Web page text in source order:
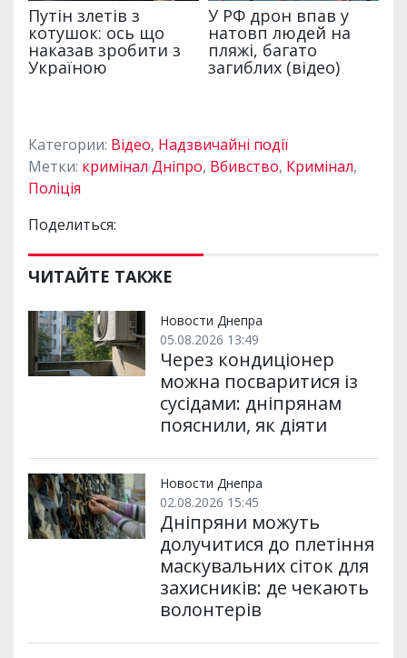
Категории: Відео, Надзвичайні події
Метки: кримінал Дніпро, Вбивство, Кримінал,
Поліція
Поделиться:
ЧИТАЙТЕ ТАКЖЕ
Новости Днепра
05.08.2026 13:49
Через кондиціонер
можна посваритися із
сусідами: дніпрянам
пояснили, як діяти
Новости Днепра
02.08.2026 15:45
Дніпряни можуть
долучитися до плетіння
маскувальних сіток для
захисників: де чекають
волонтерів